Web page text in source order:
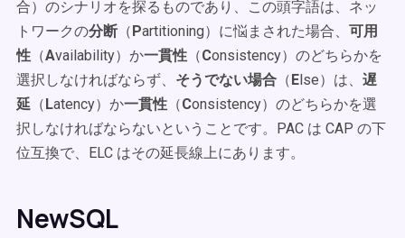
合）のシナリオを探るものであり、この頭字語は、ネッ
トワークの分断 （Partitioning）に悩まされた場合、 可用
性 （Availability）か一貫性 （Consistency）のどちらかを
選択しなければならず、 そうでない場合 （Else）は、 遅
延 （Latency）か一貫性 （Consistency）のどちらかを選
択しなければならないということです。PAC は CAP の下
位互換で、ELC はその延長線上にあります。
NewSQL